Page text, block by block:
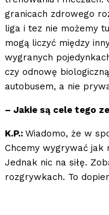
granicach zdrowego
liga i tez nie możemy
mogą liczyć między
wygranych
czy odnowę
autobusem, a nie
– Jakie są cele tego
K.P.: Wiadomo, że w
Chcemy wygrywać jak
Jednak nic na siłę.
rozgrywkach. To